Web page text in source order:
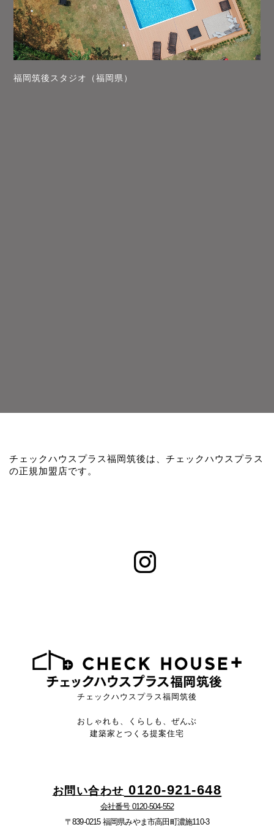
福岡筑後スタジオ（福岡県）
チェックハウスプラス福岡筑後は、チェックハウスプラス
の正規加盟店です。
チェックハウスプラス福岡筑後
おしゃれも、くらしも、ぜんぶ
建築家とつくる提案住宅
お問い合わせ 0120-921-648
会社番号 0120-504-552
〒839-0215 福岡県みやま市高田町濃施110-3